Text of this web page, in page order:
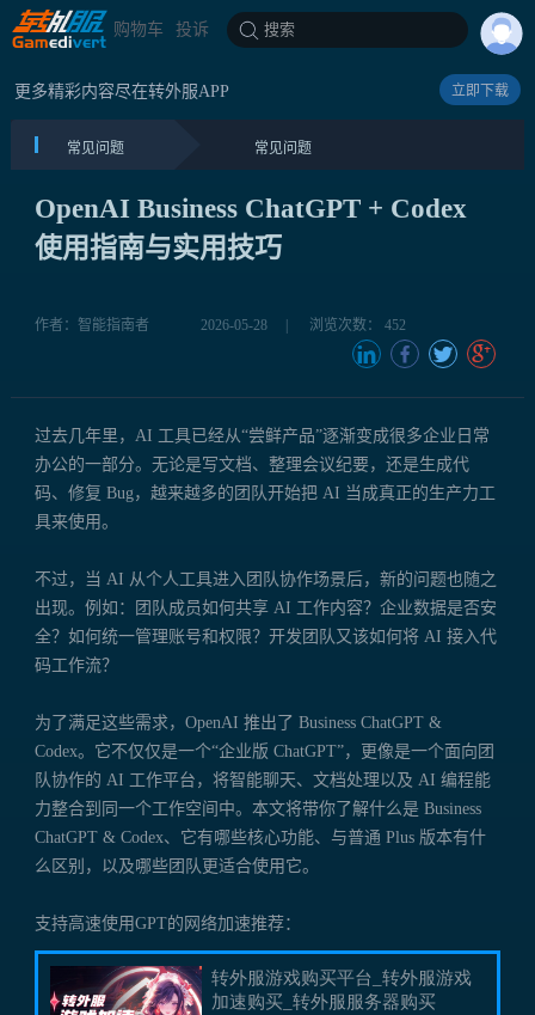
购物车 投诉 搜索
更多精彩内容尽在转外服APP 立即下载
常见问题 常见问题
OpenAI Business ChatGPT + Codex
使用指南与实用技巧
作者：智能指南者 2026-05-28 浏览次数： 452
过去几年里，AI 工具已经从“尝鲜产品”逐渐变成很多企业日常
办公的一部分。无论是写文档、整理会议纪要，还是生成代
码、修复 Bug，越来越多的团队开始把 AI 当成真正的生产力工
具来使用。
不过，当 AI 从个人工具进入团队协作场景后，新的问题也随之
出现。例如：团队成员如何共享 AI 工作内容？企业数据是否安
全？如何统一管理账号和权限？开发团队又该如何将 AI 接入代
码工作流？
为了满足这些需求，OpenAI 推出了 Business ChatGPT &
Codex。它不仅仅是一个“企业版 ChatGPT”，更像是一个面向团
队协作的 AI 工作平台，将智能聊天、文档处理以及 AI 编程能
力整合到同一个工作空间中。本文将带你了解什么是 Business
ChatGPT & Codex、它有哪些核心功能、与普通 Plus 版本有什
么区别，以及哪些团队更适合使用它。
支持高速使用GPT的网络加速推荐：